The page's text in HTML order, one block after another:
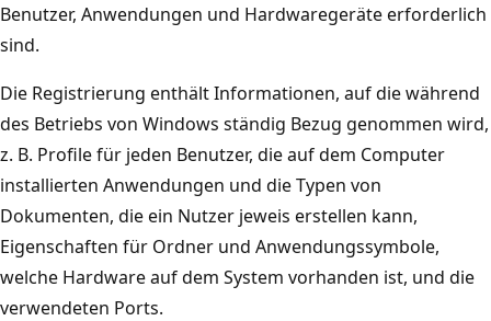
Benutzer, Anwendungen und Hardwaregeräte erforderlich
sind.
Die Registrierung enthält Informationen, auf die während
des Betriebs von Windows ständig Bezug genommen wird,
z. B. Profile für jeden Benutzer, die auf dem Computer
installierten Anwendungen und die Typen von
Dokumenten, die ein Nutzer jeweis erstellen kann,
Eigenschaften für Ordner und Anwendungssymbole,
welche Hardware auf dem System vorhanden ist, und die
verwendeten Ports.